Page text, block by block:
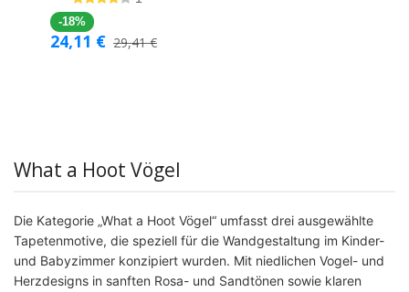
-18%
24,11 € 29,41€
What a Hoot Vögel
Die Kategorie „What a Hoot Vögel“ umfasst drei ausgewählte
Tapetenmotive, die speziell für die Wandgestaltung im Kinder-
und Babyzimmer konzipiert wurden. Mit niedlichen Vogel- und
Herzdesigns in sanften Rosa- und Sandtönen sowie klaren